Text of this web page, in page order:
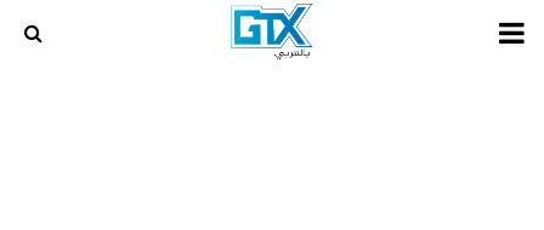
PRIMARY